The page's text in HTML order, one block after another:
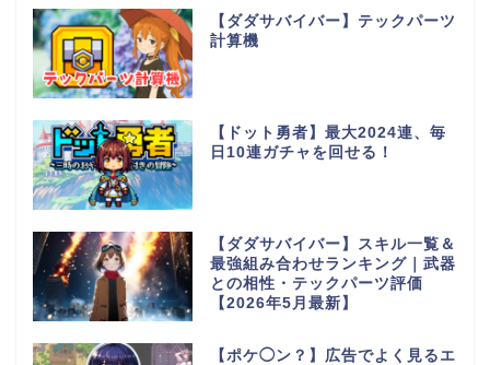
【ダダサバイバー】テックパーツ
計算機
【ドット勇者】最大2024連、毎
日10連ガチャを回せる！
【ダダサバイバー】スキル一覧＆
最強組み合わせランキング｜武器
との相性・テックパーツ評価
【2026年5月最新】
【ポケ◯ン？】広告でよく見るエ